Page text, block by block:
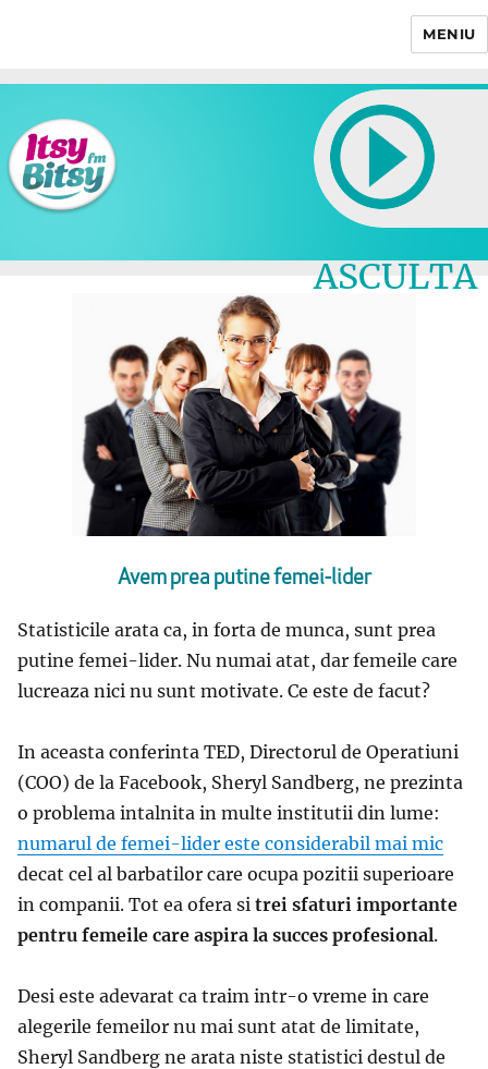
MENIU
ASCULTA
Avem prea putine femei-lider
Statisticile arata ca, in forta de munca, sunt prea
putine femei-lider. Nu numai atat, dar femeile care
lucreaza nici nu sunt motivate. Ce este de facut?
In aceasta conferinta TED, Directorul de Operatiuni
(COO) de la Facebook, Sheryl Sandberg, ne prezinta
o problema intalnita in multe institutii din lume:
numarul de femei-lider este considerabil mai mic
decat cel al barbatilor care ocupa pozitii superioare
in companii. Tot ea ofera si trei sfaturi importante
pentru femeile care aspira la succes profesional.
Desi este adevarat ca traim intr-o vreme in care
alegerile femeilor nu mai sunt atat de limitate,
Sheryl Sandberg ne arata niste statistici destul de